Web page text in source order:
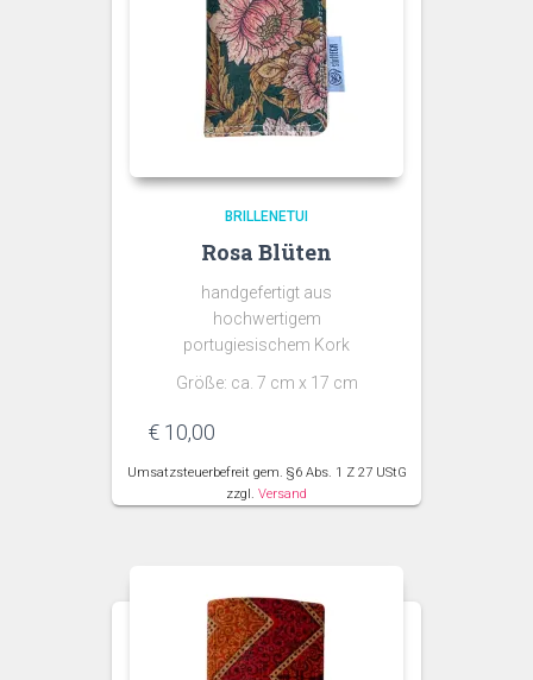
BRILLENETUI
Rosa Blüten
handgefertigt aus
hochwertigem
portugiesischem Kork
Größe: ca. 7 cm x 17 cm
€ 10,00
Umsatzsteuerbefreit gem. §6 Abs. 1 Z 27 UStG
zzgl. Versand